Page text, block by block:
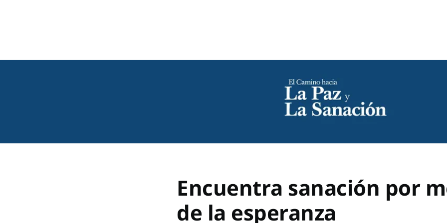
Encuentra sanación por
de la esperanza